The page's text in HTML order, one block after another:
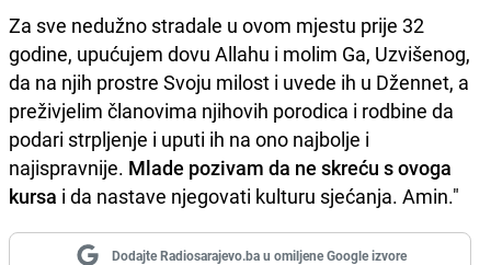
Za sve nedužno stradale u ovom mjestu prije 32
godine, upućujem dovu Allahu i molim Ga, Uzvišenog,
da na njih prostre Svoju milost i uvede ih u Džennet, a
preživjelim članovima njihovih porodica i rodbine da
podari strpljenje i uputi ih na ono najbolje i
najispravnije. Mlade pozivam da ne skreću s ovoga
kursa i da nastave njegovati kulturu sjećanja. Amin."
Dodajte Radiosarajevo.ba u omiljene Google izvore